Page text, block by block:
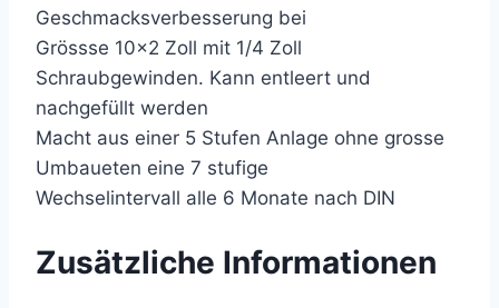
Geschmacksverbesserung bei
Grössse 10×2 Zoll mit 1/4 Zoll
Schraubgewinden. Kann entleert und
nachgefüllt werden
Macht aus einer 5 Stufen Anlage ohne grosse
Umbaueten eine 7 stufige
Wechselintervall alle 6 Monate nach DIN
Zusätzliche Informationen